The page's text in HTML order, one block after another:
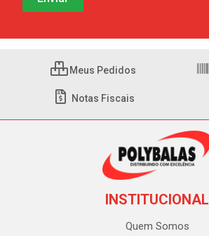
Meus Pedidos
Notas Fiscais
INSTITUCIONAL
Quem Somos